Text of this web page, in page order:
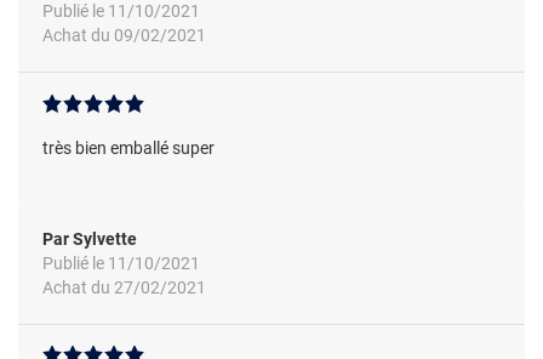
Publié le 11/10/2021
Achat du 09/02/2021
très bien emballé super
Par Sylvette
Publié le 11/10/2021
Achat du 27/02/2021